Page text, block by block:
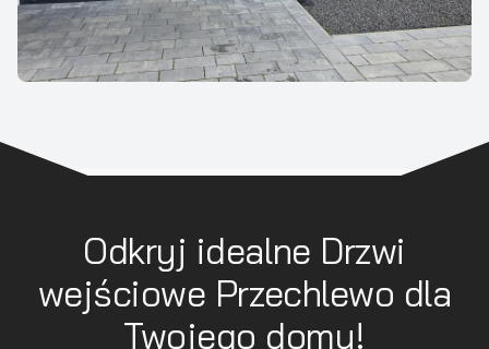
Odkryj idealne Drzwi
wejściowe Przechlewo dla
Twojego domu!